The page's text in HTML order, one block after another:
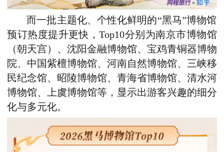
而一批主题化、个性化鲜明的“黑马”博物馆
预订热度提升更快， Top10分别为南京市博物馆
（朝天宫）、沈阳金融博物馆、宝鸡青铜器博物
院、中国紫檀博物馆、河南自然博物馆、三峡移
民纪念馆、昭陵博物馆、青海省博物馆、清水河
博物馆、上虞博物馆等，显示出游客兴趣的细分
化与多元化。